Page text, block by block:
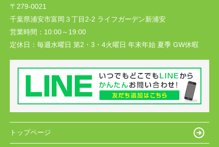
〒279-0021
千葉県浦安市富岡３丁目2-2 ライフガーデン新浦安
営業時間： 10:00～19:00
定休日： 毎週水曜日 第2・3・4火曜日 年末年始 夏季 GW休暇
トップページ